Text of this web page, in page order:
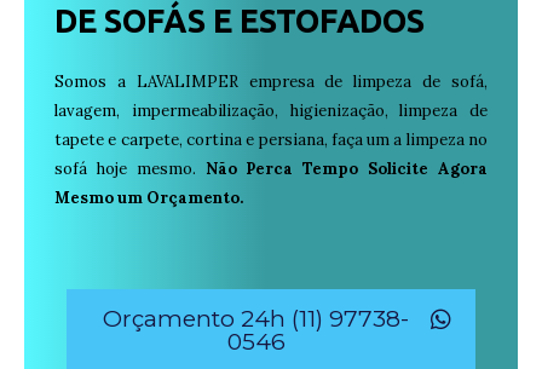
DE SOFÁS E ESTOFADOS
Somos a LAVALIMPER empresa de limpeza de sofá,
lavagem, impermeabilização, higienização, limpeza de
tapete e carpete, cortina e persiana, faça um a limpeza no
sofá hoje mesmo. Não Perca Tempo Solicite Agora
Mesmo um Orçamento.
Orçamento 24h (11) 97738-
0546